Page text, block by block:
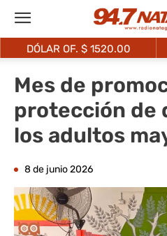
DÓLAR OF. $ 1520.00
Mes de
protección de
los adultos
8 de junio 2026